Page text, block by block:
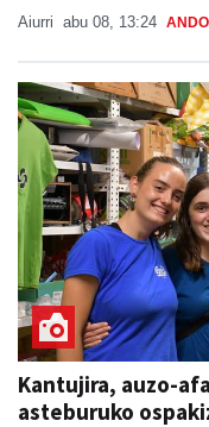
Aiurri abu 08, 13:24
Kantujira, auzo-
asteburuko